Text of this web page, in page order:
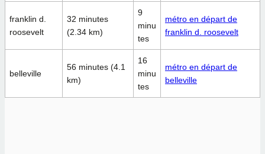
franklin d.
roosevelt
32 minutes
(2.34 km)
9
minu
tes
métro en départ de
franklin d. roosevelt
belleville
56 minutes (4.1
km)
16
minu
tes
métro en départ de
belleville